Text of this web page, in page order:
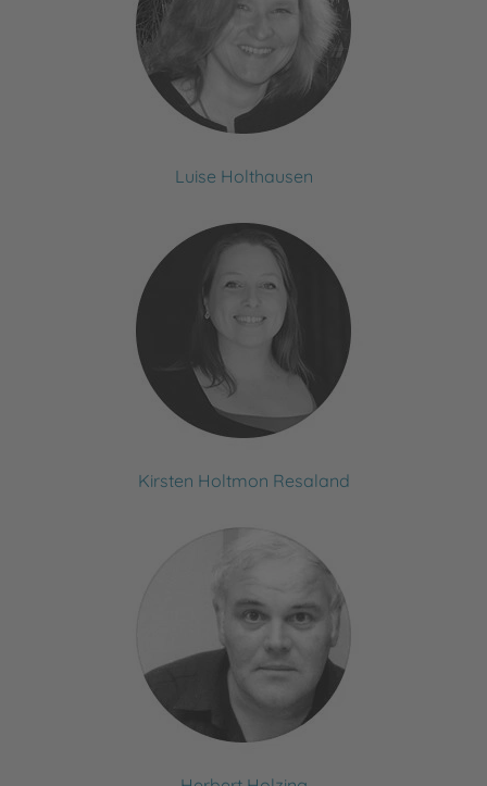
Luise Holthausen
Kirsten Holtmon Resaland